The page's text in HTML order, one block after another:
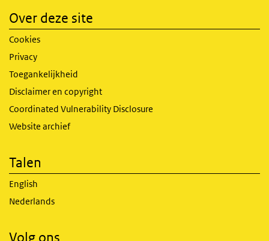
Over deze site
Cookies
Privacy
Toegankelijkheid
Disclaimer en copyright
Coordinated Vulnerability Disclosure
Website archief
Talen
English
Nederlands
Volg ons